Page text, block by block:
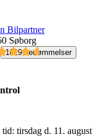
Bilpartner
Søborg
1619 bedømmelser
tid: tirsdag d. 11. august